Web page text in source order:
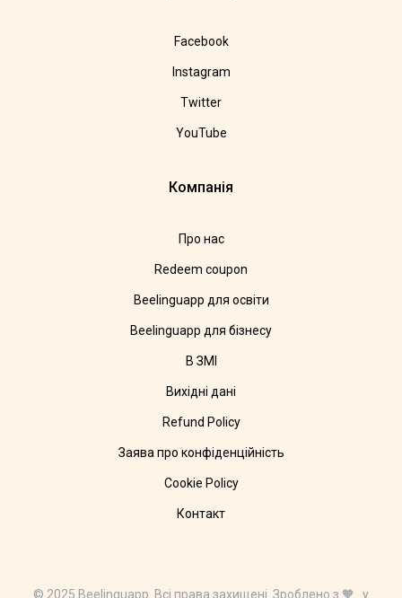
Facebook
Instagram
Twitter
YouTube
Компанія
Про нас
Redeem coupon
Beelinguapp для освіти
Beelinguapp для бізнесу
В ЗМІ
Вихідні дані
Refund Policy
Заява про конфіденційність
Cookie Policy
Контакт
© 2025 Beelinguapp. Всі права захищені. Зроблено з 🧡 у